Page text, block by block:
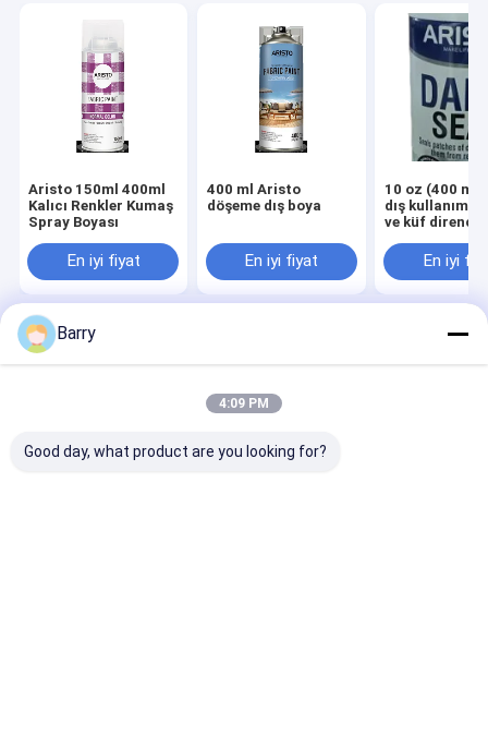
Aristo 150ml 400ml
Kalıcı Renkler Kumaş
Spray Boyası
En iyi fiyat
400 ml Aristo
döşeme dış boya
En iyi fiyat
10 oz (400 ml)
dış kullanım
ve küf
mühürEn iyi
Site Haritası
Gizlilik Politikası
Çin fabrikası.Copyright © 2026 Aristo
Industries Corporation Limited. All Rights Reserved.
Barry
4:09 PM
Good day, what product are you looking for?